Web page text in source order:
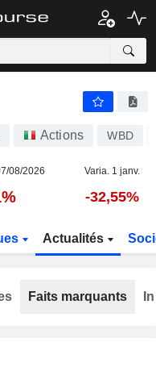
Actions WBD
08/2026 Varia. 1 janv.
-32,55%
Actualités
Faits marquants